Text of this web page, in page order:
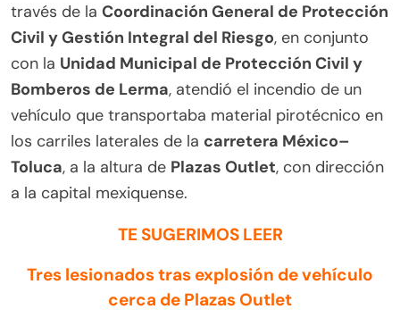
través de la Coordinación General de Protección
Civil y Gestión Integral del Riesgo, en conjunto
con la Unidad Municipal de Protección Civil y
Bomberos de Lerma, atendió el incendio de un
vehículo que transportaba material pirotécnico en
los carriles laterales de la carretera México–
Toluca, a la altura de Plazas Outlet, con dirección
a la capital mexiquense.
TE SUGERIMOS LEER
Tres lesionados tras explosión de vehículo
cerca de Plazas Outlet